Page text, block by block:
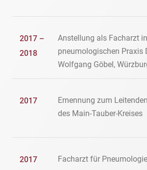
2017 –
2018
Anstellung als Facharzt
pneumologischen Praxis
Wolfgang Göbel,
2017
Ernennung zum
des Main-Tauber-Kreises
2017 Facharzt für Pneumologie